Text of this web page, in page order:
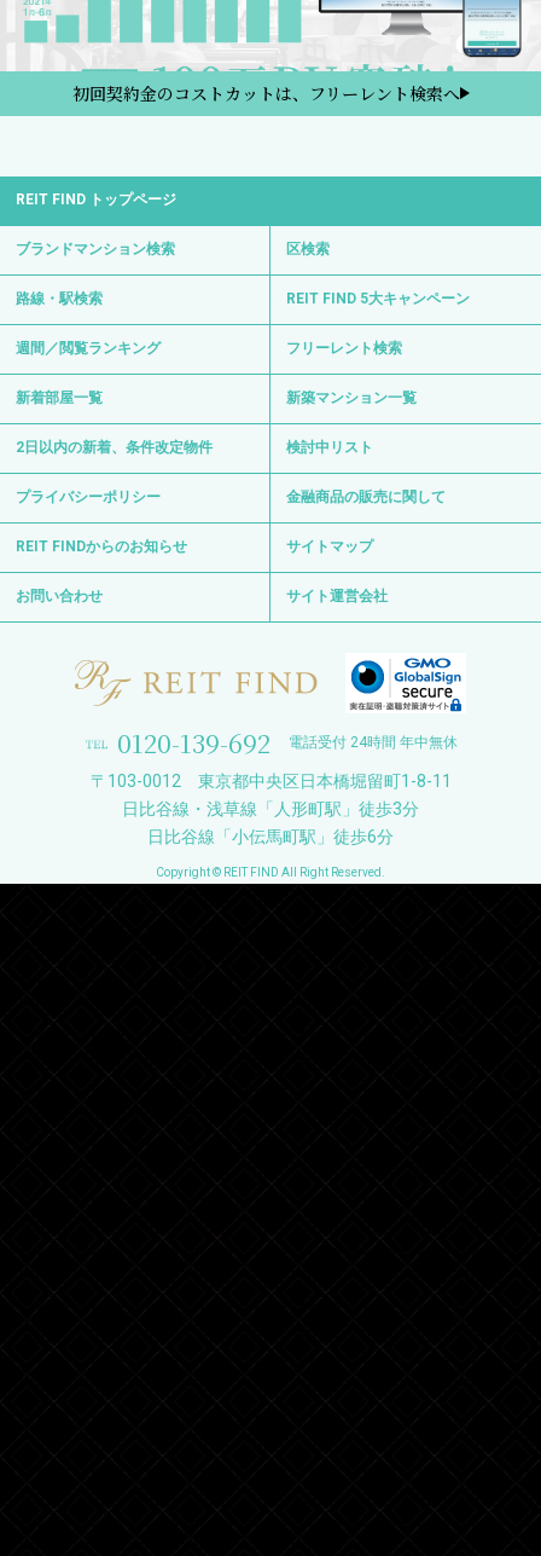
初回契約金のコストカットは、フリーレント検索へ
REIT FIND トップページ
ブランドマンション検索 区検索
路線・駅検索 REIT FIND 5大キャンペーン
週間／閲覧ランキング フリーレント検索
新着部屋一覧 新築マンション一覧
2日以内の新着、条件改定物件 検討中リスト
プライバシーポリシー 金融商品の販売に関して
REIT FINDからのお知らせ サイトマップ
お問い合わせ サイト運営会社
0120-139-692 電話受付 24時間 年中無休
〒103-0012 東京都中央区日本橋堀留町1-8-11
日比谷線・浅草線「人形町駅」徒歩3分
日比谷線「小伝馬町駅」徒歩6分
Copyright © REIT FIND All Right Reserved.